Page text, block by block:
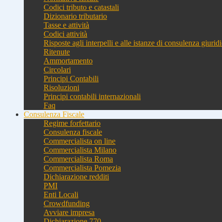
Codici tributo e catastali
Dizionario tributario
Tasse e attività
Codici attività
Risposte agli interpelli e alle istanze di consulenza
Ritenute
Ammortamento
Circolari
Principi Contabili
Risoluzioni
Principi contabili internazionali
Faq
Consulenza Fiscale
Regime forfettario
Consulenza fiscale
Commercialista on line
Commercialista Milano
Commercialista Roma
Commercialista Pomezia
Dichiarazione redditi
PMI
Enti Locali
Crowdfunding
Avviare impresa